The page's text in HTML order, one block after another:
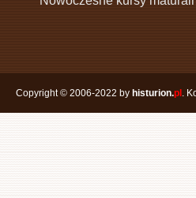
Copyright © 2006-2022 by histurion.pl .